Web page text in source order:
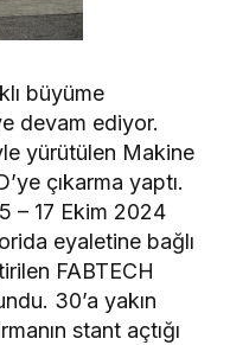
büyüme
devam ediyor.
yürütülen Makine
çıkarma yaptı.
– 17 Ekim 2024
eyaletine bağlı
FABTECH
30’a yakın
stant açtığı